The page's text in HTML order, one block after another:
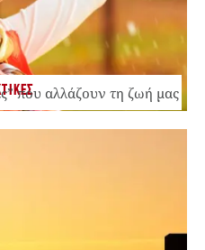
που αλλάζουν τη ζωή μας